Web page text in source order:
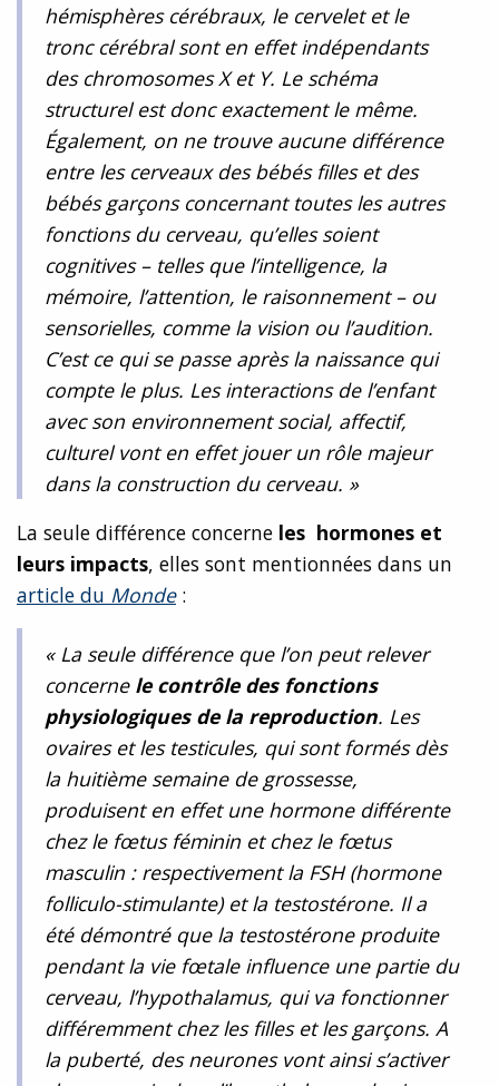
hémisphères cérébraux, le cervelet et le
tronc cérébral sont en effet indépendants
des chromosomes X et Y. Le schéma
structurel est donc exactement le même.
Également, on ne trouve aucune différence
entre les cerveaux des bébés filles et des
bébés garçons concernant toutes les autres
fonctions du cerveau, qu’elles soient
cognitives – telles que l’intelligence, la
mémoire, l’attention, le raisonnement – ou
sensorielles, comme la vision ou l’audition.
C’est ce qui se passe après la naissance qui
compte le plus. Les interactions de l’enfant
avec son environnement social, affectif,
culturel vont en effet jouer un rôle majeur
dans la construction du cerveau. »
La seule différence concerne les hormones et
leurs impacts, elles sont mentionnées dans un
article du Monde:
« La seule différence que l’on peut relever
concernele contrôle des fonctions
physiologiques de la reproduction. Les
ovaires et les testicules, qui sont formés dès
la huitième semaine de grossesse,
produisent en effet une hormone différente
chez le fœtus féminin et chez le fœtus
masculin : respectivement la FSH (hormone
folliculo-stimulante) et la testostérone. Il a
été démontré que la testostérone produite
pendant la vie fœtale influence une partie du
cerveau, l’hypothalamus, qui va fonctionner
différemment chez les filles et les garçons. A
la puberté, des neurones vont ainsi s’activer